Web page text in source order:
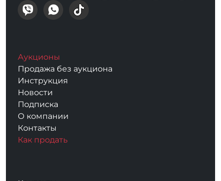
Аукционы
Продажа без аукциона
Инструкция
Новости
Подписка
О компании
Контакты
Как продать